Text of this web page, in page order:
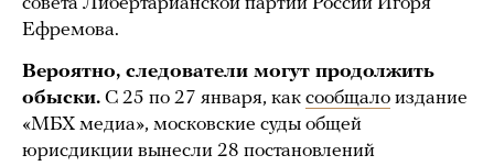
Ефремова.
Вероятно, следователи могут продолжить
обыски. С 25 по 27 января, как сообщало издание
«МБХ медиа», московские суды общей
юрисдикции вынесли 28 постановлений